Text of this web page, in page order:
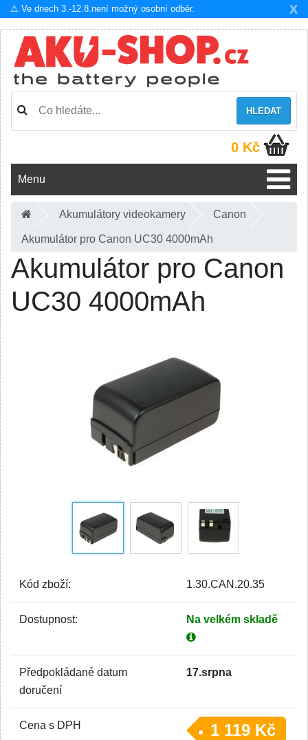
X
⚠️ Ve dnech 3.-12.8.není možný osobní odběr.
HLEDAT
0 Kč
Menu
Akumulátory videokamery Canon
Akumulátor pro Canon UC30 4000mAh
Akumulátor pro Canon
UC30 4000mAh
Kód zboží: 1.30.CAN.20.35
Dostupnost: Na velkém skladě
Předpokládané datum
doručení
17.srpna
Cena s DPH 1 119 Kč